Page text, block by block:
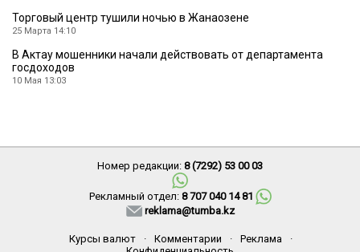
Торговый центр тушили ночью в Жанаозене
25 Марта 14:10
В Актау мошенники начали действовать от департамента
госдоходов
10 Мая 13:03
Номер редакции: 8 (7292) 53 00 03
Рекламный отдел: 8 707 040 14 81
reklama@tumba.kz
Курсы валют · Комментарии · Реклама
·